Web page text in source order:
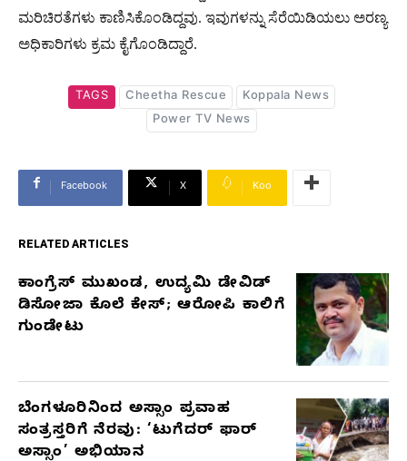
ಮರಿಚಿರತೆಗಳು ಕಾಣಿಸಿಕೊಂಡಿದ್ದವು. ಇವುಗಳನ್ನು ಸೆರೆಯಿಡಿಯಲು ಅರಣ್ಯ
ಅಧಿಕಾರಿಗಳು ಕ್ರಮ ಕೈಗೊಂಡಿದ್ದಾರೆ.
TAGS Cheetha Rescue
Koppala News
Power TV News
Facebook X Koo
RELATED ARTICLES
RELATED
ಕಾಂಗ್ರೆಸ್‌ ಮುಖಂಡ, ಉದ್ಯಮಿ ಡೇವಿಡ್‌
ಡಿಸೋಜಾ ಕೊಲೆ ಕೇಸ್;‌ ಆರೋಪಿ ಕಾಲಿಗೆ
ಗುಂಡೇಟು
ಬೆಂಗಳೂರಿನಿಂದ ಅಸ್ಸಾಂ ಪ್ರವಾಹ
ಸಂತ್ರಸ್ತರಿಗೆ ನೆರವು: ‘ಟುಗೆದರ್ ಫಾರ್
ಅಸ್ಸಾಂ’ ಅಭಿಯಾನ